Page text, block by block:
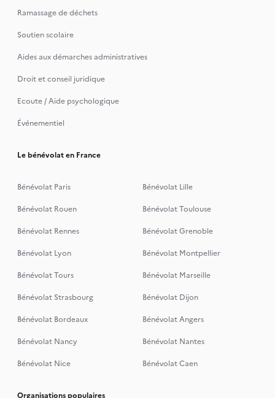
Ramassage de déchets
Soutien scolaire
Aides aux démarches administratives
Droit et conseil juridique
Ecoute / Aide psychologique
Événementiel
Le bénévolat en France
Bénévolat Paris
Bénévolat Lille
Bénévolat Rouen
Bénévolat Toulouse
Bénévolat Rennes
Bénévolat Grenoble
Bénévolat Lyon
Bénévolat Montpellier
Bénévolat Tours
Bénévolat Marseille
Bénévolat Strasbourg
Bénévolat Dijon
Bénévolat Bordeaux
Bénévolat Angers
Bénévolat Nancy
Bénévolat Nantes
Bénévolat Nice
Bénévolat Caen
Organisations populaires